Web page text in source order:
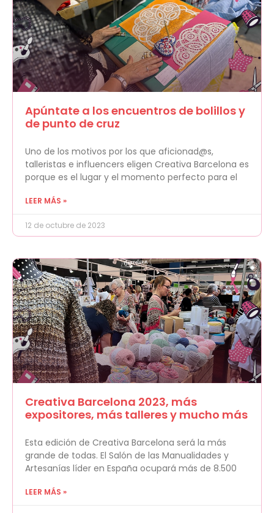
Apúntate a los encuentros de bolillos y
de punto de cruz
Uno de los motivos por los que aficionad@s,
talleristas e influencers eligen Creativa Barcelona es
porque es el lugar y el momento perfecto para el
LEER MÁS »
12 de octubre de 2023
Creativa Barcelona 2023, más
expositores, más talleres y mucho más
Esta edición de Creativa Barcelona será la más
grande de todas. El Salón de las Manualidades y
Artesanías líder en España ocupará más de 8.500
LEER MÁS »